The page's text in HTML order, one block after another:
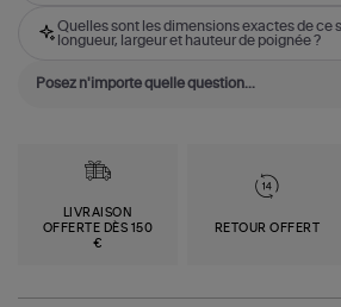
Quelles sont les dimensions exactes de ce
longueur, largeur et hauteur de poignée ?
LIVRAISON
OFFERTE DÈS 150
€
RETOUR OFFERT